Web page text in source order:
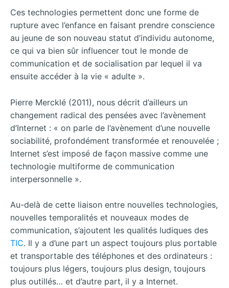
Ces technologies permettent donc une forme de
rupture avec l’enfance en faisant prendre conscience
au jeune de son nouveau statut d’individu autonome,
ce qui va bien sûr influencer tout le monde de
communication et de socialisation par lequel il va
ensuite accéder à la vie « adulte ».
Pierre Mercklé (2011), nous décrit d’ailleurs un
changement radical des pensées avec l’avènement
d’Internet : « on parle de l’avènement d’une nouvelle
sociabilité, profondément transformée et renouvelée ;
Internet s’est imposé de façon massive comme une
technologie multiforme de communication
interpersonnelle ».
Au-delà de cette liaison entre nouvelles technologies,
nouvelles temporalités et nouveaux modes de
communication, s’ajoutent les qualités ludiques des
TIC. Il y a d’une part un aspect toujours plus portable
et transportable des téléphones et des ordinateurs :
toujours plus légers, toujours plus design, toujours
plus outillés… et d’autre part, il y a Internet.